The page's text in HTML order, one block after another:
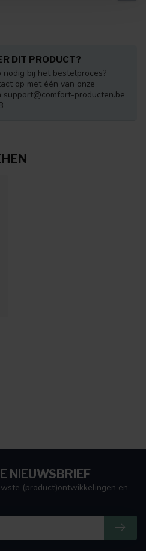
DIT PRODUCT?
bij het bestelproces?
op met één van onze
support@comfort-producten.be
NIEUWSBRIEF
(product)ontwikkelingen en